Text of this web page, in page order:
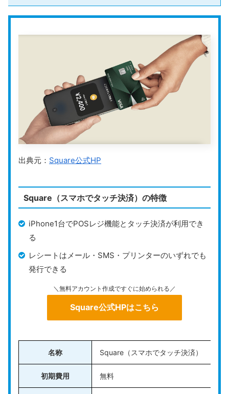
出典元： Square公式HP
Square（スマホでタッチ決済）の特徴
iPhone1台でPOSレジ機能とタッチ決済が利用でき
る
レシートはメール・SMS・プリンターのいずれでも
発行できる
＼無料アカウント作成ですぐに始められる／
Square公式HPはこちら
名称 Square（スマホでタッチ決済）
初期費用 無料